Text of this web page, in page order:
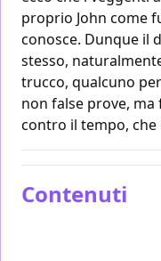
proprio John come
conosce. Dunque il
stesso,
trucco, qualcuno
non false prove, ma
contro il tempo, che
Contenuti